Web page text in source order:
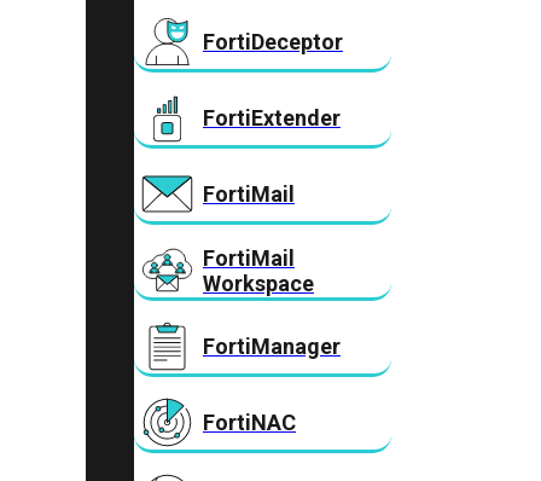
FortiDeceptor
FortiExtender
FortiMail
FortiMail
Workspace
FortiManager
FortiNAC